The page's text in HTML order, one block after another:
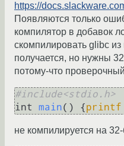
https://
Появляются только
компилятор в добавок
скомпилировать glibc
получается, но нужны
потому-что
#include<stdio.h>
int main() {printf
не компилируется на